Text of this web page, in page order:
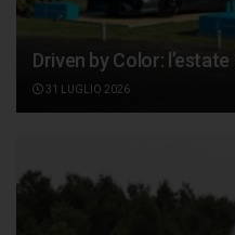
Driven by Color:
31 LUGLIO 2026